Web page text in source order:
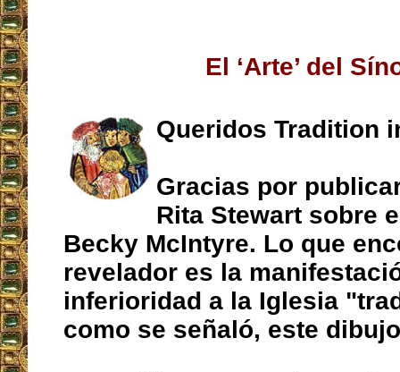
El ‘Arte’ del
Queridos Tradition
Gracias por
Rita Stewart sobre
Becky McIntyre. Lo que
revelador es la
inferioridad a la Iglesia
como se señaló, este